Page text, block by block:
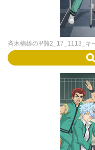
斉木楠雄のΨ難2_17_1113_キ